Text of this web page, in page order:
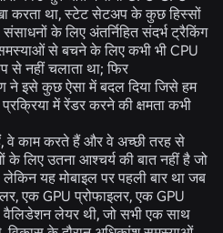
करता था, स्टेट सेटअप के कुछ हिस्सों
के लिए अंतर्निहित संदर्भ ट्रैकिंग
से बचने के लिए कभी भी CPU
से नहीं चलाता था; फिर
ने इसे कुछ ऐसा में बदल दिया जिसे हम
में रेंडर करने की क्षमता कभी
काम करते हैं और वे अच्छी तरह से
लिए उतना आश्चर्य की बात नहीं है जो
यह मोबाइल पर पहली बार था जब
एक GPU प्रोफाइलर, एक GPU
लेयर थी, जो सभी एक साथ